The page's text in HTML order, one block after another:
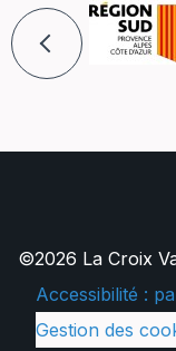
©2026 La Croix
Accessibilité :
Gestion des